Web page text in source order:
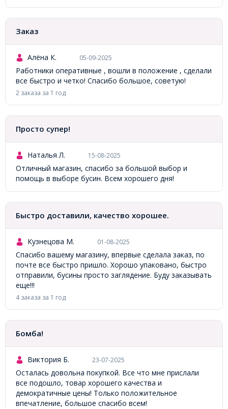
Заказ
Алёна К. 05-09-2025
Работники оперативные , вошли в положение , сделали
все быстро и четко! Спасибо большое, советую!
2 заказа за 1 год
Просто супер!
Наталья Л. 15-08-2025
Отличный магазин, спасибо за большой выбор и
помощь в выборе бусин. Всем хорошего дня!
Быстро доставили, качество хорошее.
Кузнецова М. 01-08-2025
Спасибо вашему магазину, впервые сделала заказ, по
почте все быстро пришло. Хорошо упаковано, быстро
отправили, бусины просто заглядение. Буду заказывать
еще!!!
4 заказа за 1 год
Бомба!
Виктория Б. 23-07-2025
Осталась довольна покупкой. Все что мне прислали
все подошло, товар хорошего качества и
демократичные цены! Только положительное
впечатление, большое спасибо всем!